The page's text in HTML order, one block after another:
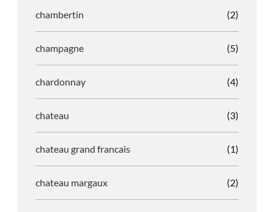
chambertin (2)
champagne (5)
chardonnay (4)
chateau (3)
chateau grand francais (1)
chateau margaux (2)